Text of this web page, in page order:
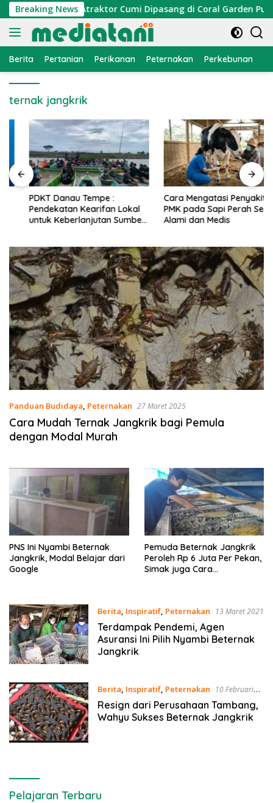
Langsung
ke
konten
Breaking News
Nelayan, Atraktor Cumi Dipasang di Coral Garden Pulau
Berita Pertanian Perikanan Peternakan Perkebunan
ternak jangkrik
PDKT Danau Tempe :
Pendekatan Kearifan Lokal
untuk Keberlanjutan Sumber
Cara Mengatasi Penyakit
PMK pada Sapi Perah Secara
Alami dan Medis
Panduan Budidaya, Peternakan 27 Maret 2025
Cara Mudah Ternak Jangkrik bagi Pemula
dengan Modal Murah
PNS Ini Nyambi Beternak
Jangkrik, Modal Belajar dari
Google
Pemuda Beternak Jangkrik
Peroleh Rp 6 Juta Per Pekan,
Simak juga Cara
Berita, Inspiratif, Peternakan 13 Maret 2021
Terdampak Pendemi, Agen
Asuransi Ini Pilih Nyambi Beternak
Jangkrik
Berita, Inspiratif, Peternakan
10 Februari
2021
Resign dari Perusahaan Tambang,
Wahyu Sukses Beternak Jangkrik
Pelajaran Terbaru